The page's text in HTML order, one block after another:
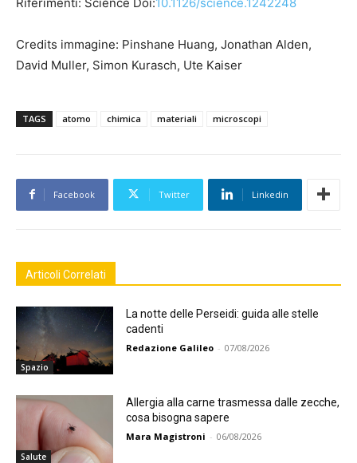
Credits immagine: Pinshane Huang, Jonathan Alden,
David Muller, Simon Kurasch, Ute Kaiser
TAGS atomo chimica materiali microscopi
Facebook Twitter Linkedin
Articoli Correlati
Spazio
La notte delle Perseidi: guida alle stelle
cadenti
Redazione Galileo - 07/08/2026
Salute
Allergia alla carne trasmessa dalle zecche,
cosa bisogna sapere
Mara Magistroni - 06/08/2026